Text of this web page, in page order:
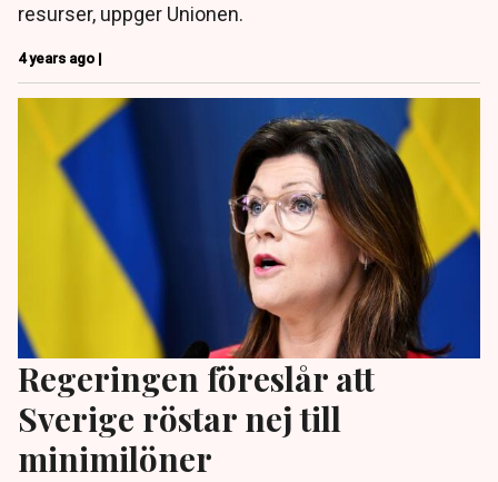
resurser, uppger Unionen.
4 years ago |
Regeringen föreslår att
Sverige röstar nej till
minimilöner